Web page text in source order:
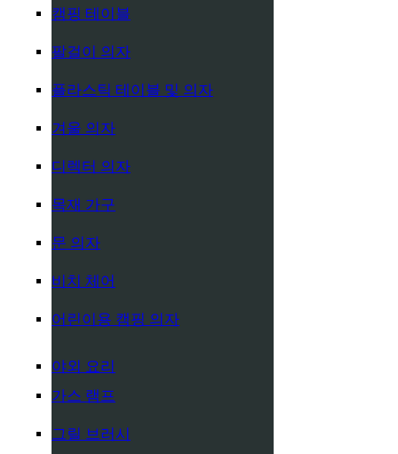
캠핑 테이블
팔걸이 의자
플라스틱 테이블 및 의자
겨울 의자
디렉터 의자
목재 가구
문 의자
비치 체어
어린이용 캠핑 의자
야외 요리
가스 램프
그릴 브러시